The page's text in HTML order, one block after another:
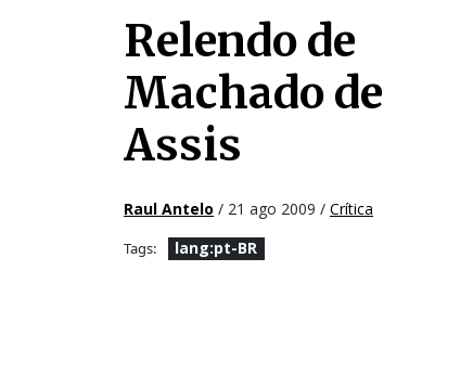
Relendo de
Machado de
Assis
Raul Antelo / 21 ago 2009 / Crítica
Tags: lang:pt-BR